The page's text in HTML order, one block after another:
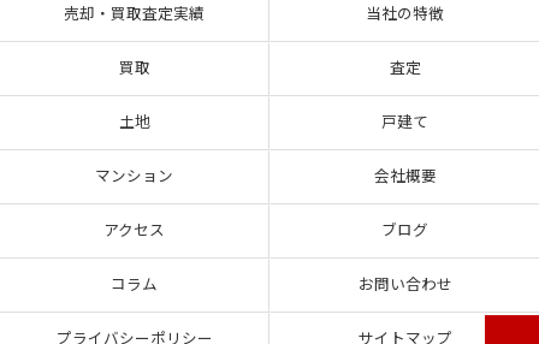
売却・買取査定実績 当社の特徴
買取 査定
土地 戸建て
マンション 会社概要
アクセス ブログ
コラム お問い合わせ